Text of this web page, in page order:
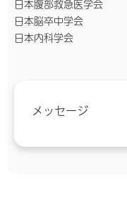
日本腹部救急医学会
日本脳卒中学会
日本内科学会
メッセージ